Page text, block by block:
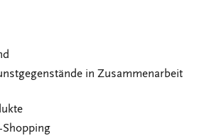
HINZUFÜGEN
in Zusammenarbeit
Shopping